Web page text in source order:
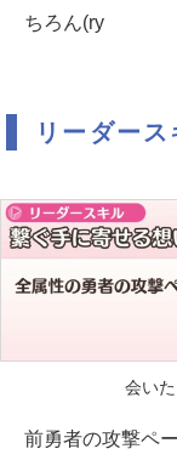
ちろん(ry
リーダース
会い
前勇者の攻撃ペ